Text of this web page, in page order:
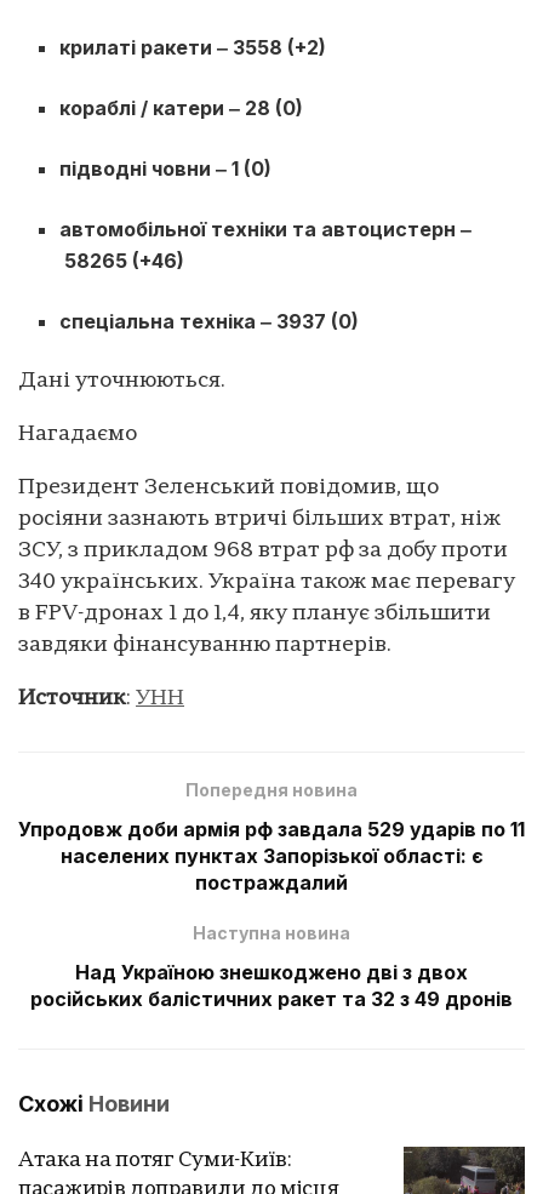
крилаті ракети ‒ 3558 (+2)
кораблі / катери ‒ 28 (0)
підводні човни ‒ 1 (0)
автомобільної техніки та автоцистерн ‒
58265 (+46)
спеціальна техніка ‒ 3937 (0)
Дані уточнюються.
Нагадаємо
Президент Зеленський повідомив, що
росіяни зазнають втричі більших втрат, ніж
ЗСУ, з прикладом 968 втрат рф за добу проти
340 українських. Україна також має перевагу
в FPV-дронах 1 до 1,4, яку планує збільшити
завдяки фінансуванню партнерів.
Источник: УНН
Попередня новина
Упродовж доби армія рф завдала 529 ударів по 11
населених пунктах Запорізької області: є
постраждалий
Наступна новина
Над Україною знешкоджено дві з двох
російських балістичних ракет та 32 з 49 дронів
Схожі Новини
Атака на потяг Суми-Київ:
пасажирів доправили до місця